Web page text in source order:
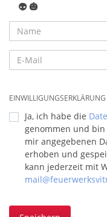
👽 🎃
Ja, ich habe die
genommen und
mir angegebenen
erhoben und
kann jederzeit mit